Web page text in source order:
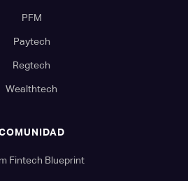
PFM
Paytech
Regtech
Wealthtech
Fintech Blueprint